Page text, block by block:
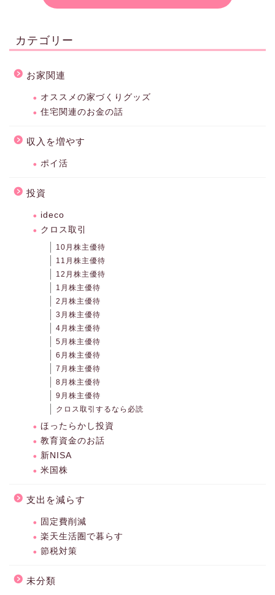
カテゴリー
お家関連
オススメの家づくりグッズ
住宅関連のお金の話
収入を増やす
ポイ活
投資
ideco
クロス取引
10月株主優待
11月株主優待
12月株主優待
1月株主優待
2月株主優待
3月株主優待
4月株主優待
5月株主優待
6月株主優待
7月株主優待
8月株主優待
9月株主優待
クロス取引するなら必読
ほったらかし投資
教育資金のお話
新NISA
米国株
支出を減らす
固定費削減
楽天生活圏で暮らす
節税対策
未分類